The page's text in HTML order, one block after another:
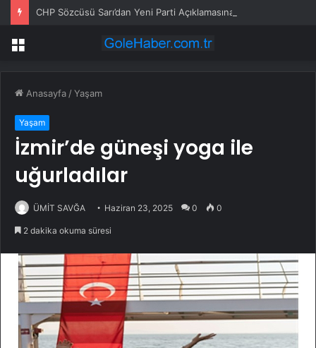
Menü
Anasayfa /Yaşam
Yaşam
İzmir’de güneşi yoga ile
uğurladılar
ÜMİT SAVĞA Haziran 23, 2025 0 0
2 dakika okuma süresi